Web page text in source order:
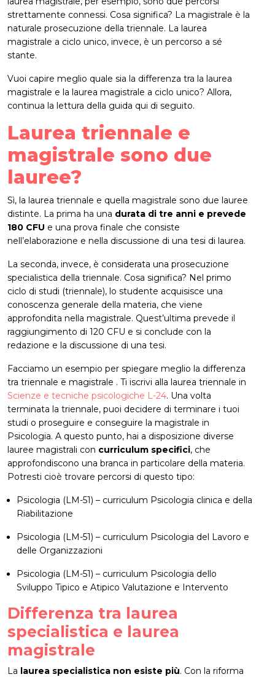
strettamente connessi. Cosa significa? La magistrale è la
naturale prosecuzione della triennale. La laurea
magistrale a ciclo unico, invece, è un percorso a sé
stante.
Vuoi capire meglio quale sia la differenza tra la laurea
magistrale e la laurea magistrale a ciclo unico? Allora,
continua la lettura della guida qui di seguito.
Laurea triennale e
magistrale sono due
lauree?
Sì, la laurea triennale e quella magistrale sono due lauree
distinte. La prima ha una durata di tre anni e prevede
180 CFU e una prova finale che consiste
nell’elaborazione e nella discussione di una tesi di laurea.
La seconda, invece, è considerata una prosecuzione
specialistica della triennale. Cosa significa? Nel primo
ciclo di studi (triennale), lo studente acquisisce una
conoscenza generale della materia, che viene
approfondita nella magistrale. Quest’ultima prevede il
raggiungimento di 120 CFU e si conclude con la
redazione e la discussione di una tesi.
Facciamo un esempio per spiegare meglio la differenza
tra triennale e magistrale . Ti iscrivi alla laurea triennale in
Scienze e tecniche psicologiche L-24. Una volta
terminata la triennale, puoi decidere di terminare i tuoi
studi o proseguire e conseguire la magistrale in
Psicologia. A questo punto, hai a disposizione diverse
lauree magistrali con curriculum specifici, che
approfondiscono una branca in particolare della materia.
Potresti cioè trovare percorsi di questo tipo:
Psicologia (LM-51) – curriculum Psicologia clinica e della
Riabilitazione
Psicologia (LM-51) – curriculum Psicologia del Lavoro e
delle Organizzazioni
Psicologia (LM-51) – curriculum Psicologia dello
Sviluppo Tipico e Atipico Valutazione e Intervento
Differenza tra laurea
specialistica e laurea
magistrale
La laurea specialistica non esiste più. Con la riforma